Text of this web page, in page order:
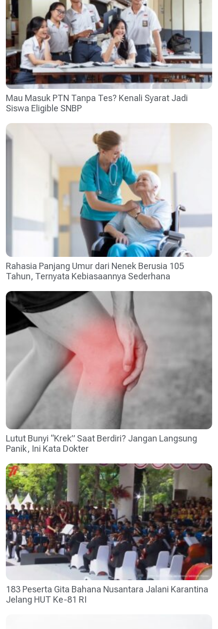
Mau Masuk PTN Tanpa Tes? Kenali Syarat Jadi
Siswa Eligible SNBP
Rahasia Panjang Umur dari Nenek Berusia 105
Tahun, Ternyata Kebiasaannya Sederhana
Lutut Bunyi “Krek” Saat Berdiri? Jangan Langsung
Panik, Ini Kata Dokter
183 Peserta Gita Bahana Nusantara Jalani Karantina
Jelang HUT Ke-81 RI